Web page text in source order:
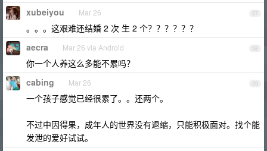
57
xubeiyou Mar 26
。。。这艰难还结婚 2 次 生 2 个？？？？？？
58
aecra Mar 26 via Android
你一个人养这么多能不累吗？
59
cabing Mar 26
一个孩子感觉已经很累了。。还两个。
不过中因得果，成年人的世界没有退缩，只能积极面对。找个能
发泄的爱好试试。